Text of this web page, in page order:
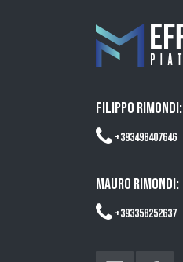
FILIPPO RIMONDI:
+393498407646
MAURO RIMONDI:
+393358252637